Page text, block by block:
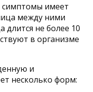
симптомы имеет
между ними
длится не более 10
в организме
и
несколько форм: